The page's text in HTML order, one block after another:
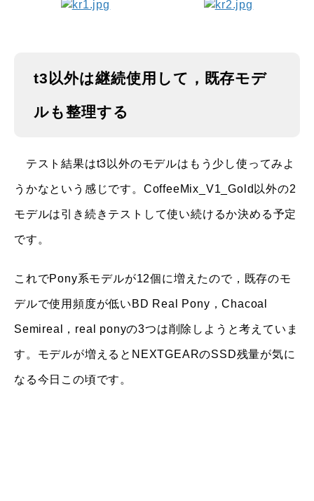
t3以外は継続使用して，既存モデ
ルも整理する
テスト結果はt3以外のモデルはもう少し使ってみよ
うかなという感じです。CoffeeMix_V1_Gold以外の2
モデルは引き続きテストして使い続けるか決める予定
です。
これでPony系モデルが12個に増えたので，既存のモ
デルで使用頻度が低いBD Real Pony，Chacoal
Semireal，real ponyの3つは削除しようと考えていま
す。モデルが増えるとNEXTGEARのSSD残量が気に
なる今日この頃です。